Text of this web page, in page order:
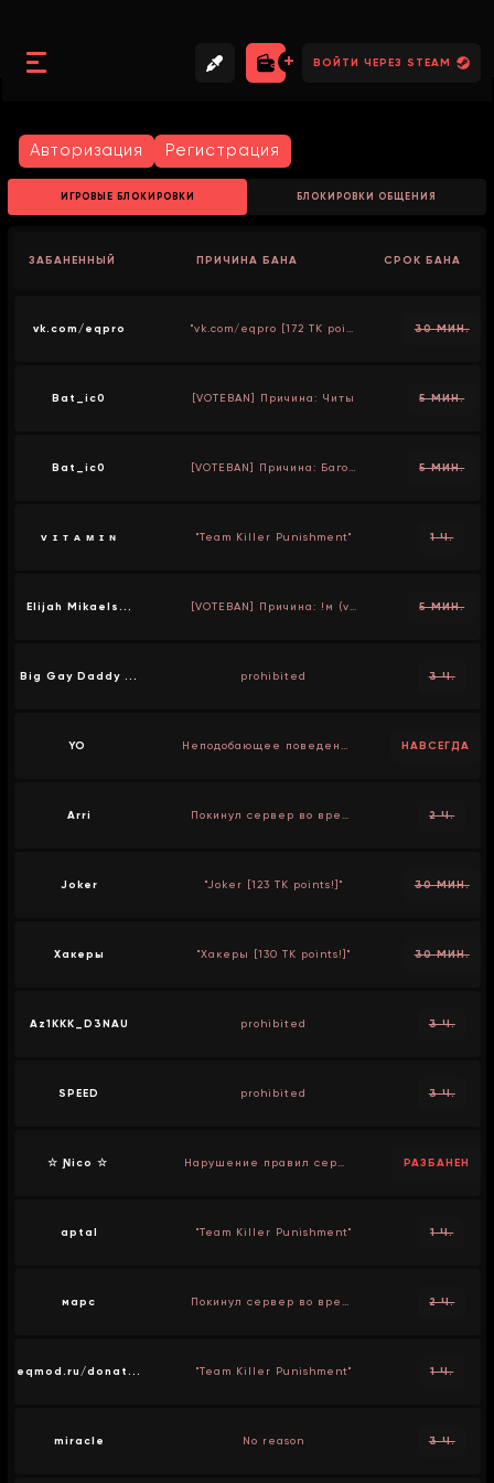
ВОЙТИ ЧЕРЕЗ STEAM
Авторизация Регистрация
ИГРОВЫЕ БЛОКИРОВКИ БЛОКИРОВКИ ОБЩЕНИЯ
ЗАБАНЕННЫЙ ПРИЧИНА БАНА СРОК БАНА
vk.com/eqpro 30 МИН.
Bat_ic0 [VOTEBAN] Причина: Читы 5 МИН.
Bat_ic0 5 МИН.
ᴠ ɪ ᴛ ᴀ ᴍ ɪ ɴ "Team Killer Punishment" 1 Ч.
Elijah Mikaels... 5 МИН.
Big Gay Daddy ... prohibited 3 Ч.
YO НАВСЕГДА
Arri 2 Ч.
Joker "Joker [123 TK points!]" 30 МИН.
Хакеры "Хакеры [130 TK points!]" 30 МИН.
Az1KKK_D3NAU prohibited 3 Ч.
SPEED prohibited 3 Ч.
☆ Ɲico ☆ РАЗБАНЕН
aptal "Team Killer Punishment" 1 Ч.
марс 2 Ч.
eqmod.ru/donat... "Team Killer Punishment" 1 Ч.
miracle No reason 3 Ч.